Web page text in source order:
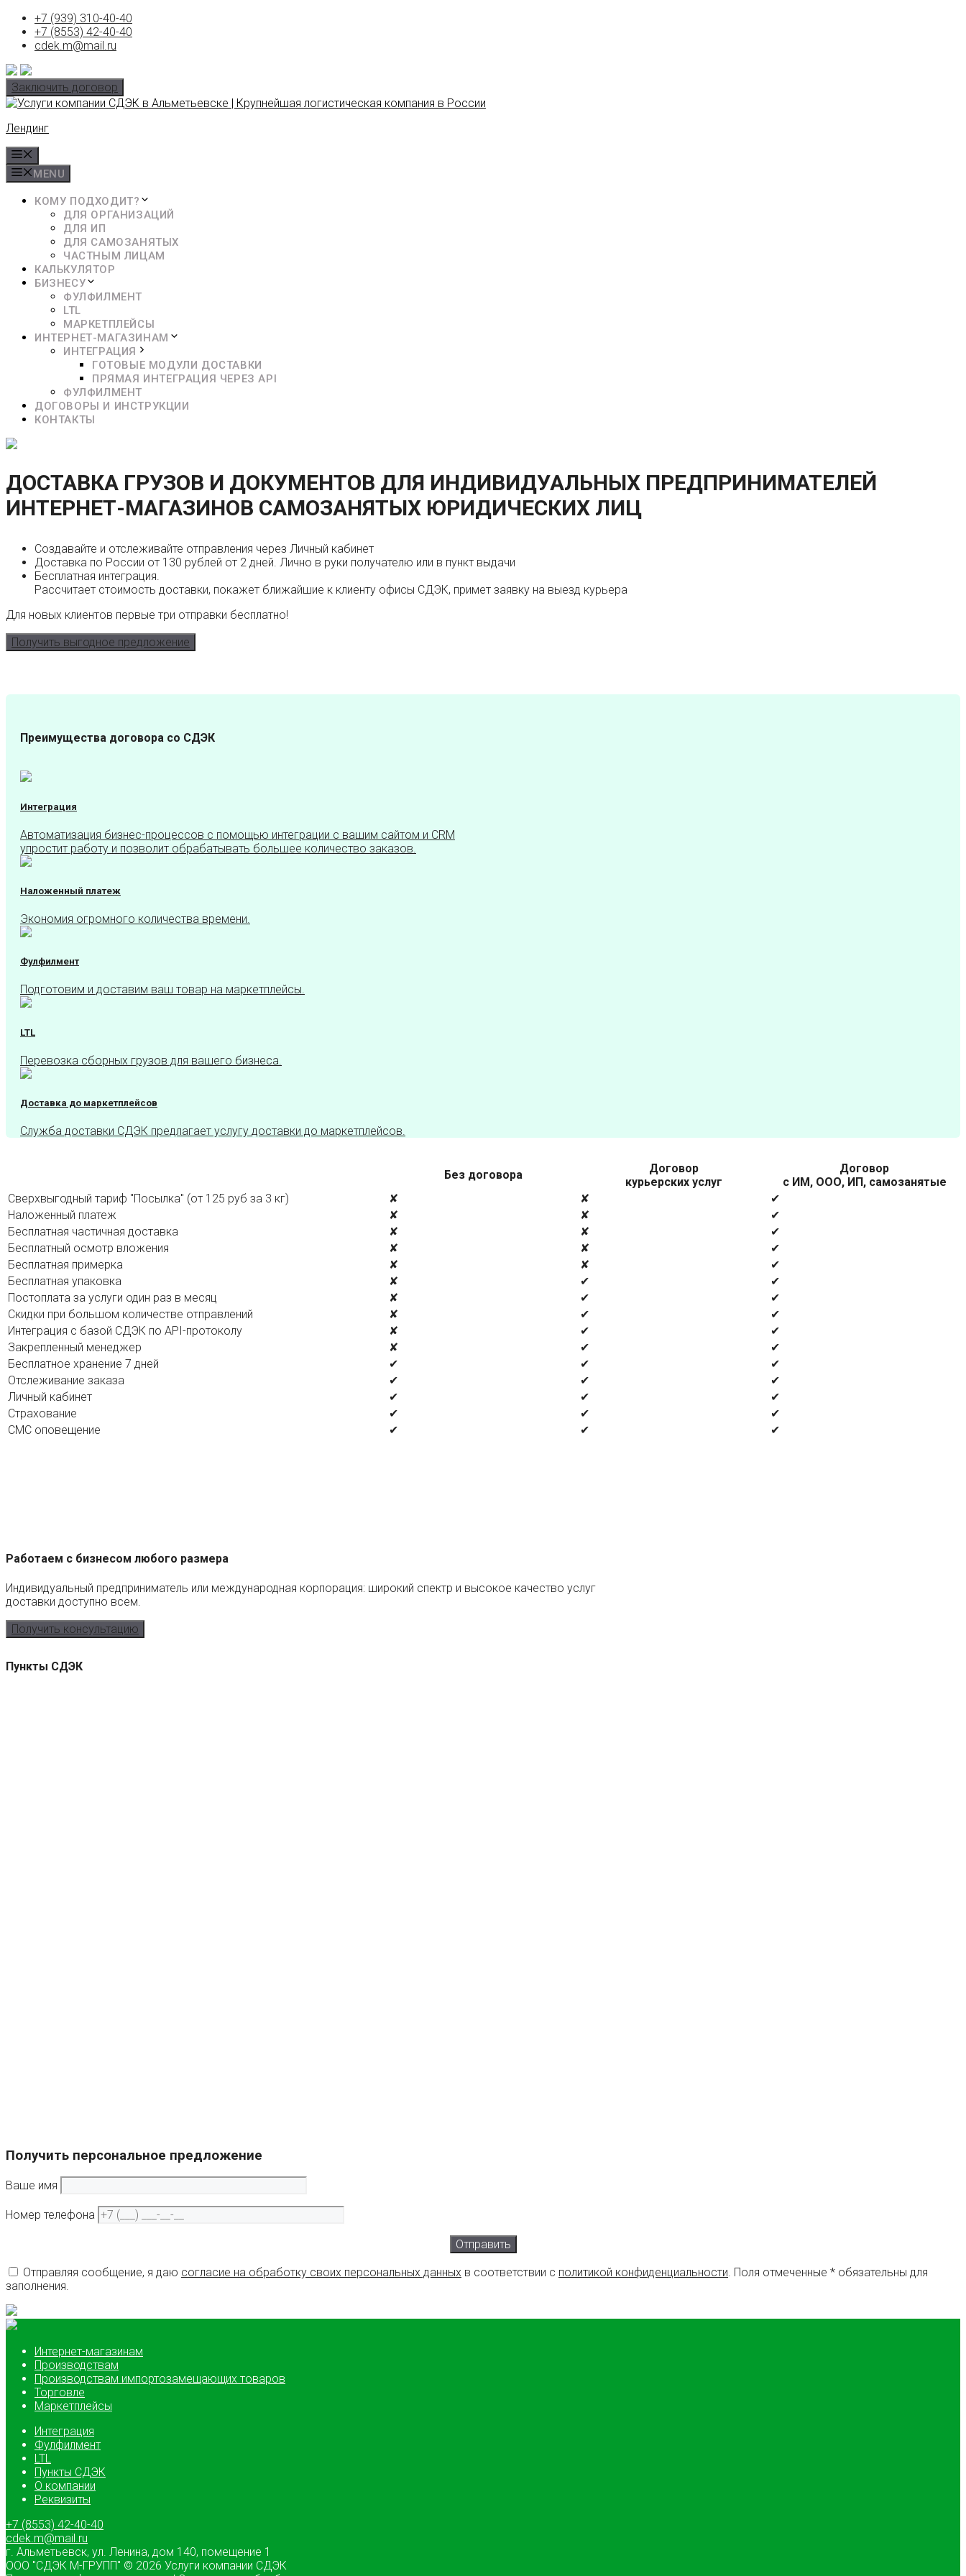
Skip
content
+7 (939) 310-40-40
+7 (8553) 42-40-40
cdek.m@mail.ru
Заключить договор
Лендинг
MENU
КОМУ ПОДХОДИТ?
ДЛЯ ОРГАНИЗАЦИЙ
ДЛЯ ИП
ДЛЯ САМОЗАНЯТЫХ
ЧАСТНЫМ ЛИЦАМ
КАЛЬКУЛЯТОР
БИЗНЕСУ
ФУЛФИЛМЕНТ
LTL
МАРКЕТПЛЕЙСЫ
ИНТЕРНЕТ-МАГАЗИНАМ
ИНТЕГРАЦИЯ
ГОТОВЫЕ МОДУЛИ ДОСТАВКИ
ПРЯМАЯ ИНТЕГРАЦИЯ ЧЕРЕЗ API
ФУЛФИЛМЕНТ
ДОГОВОРЫ И ИНСТРУКЦИИ
КОНТАКТЫ
ДОСТАВКА ГРУЗОВ И ДОКУМЕНТОВ ДЛЯ ИНДИВИДУАЛЬНЫХ ПРЕДПРИНИМАТЕЛЕЙ
ИНТЕРНЕТ-МАГАЗИНОВ САМОЗАНЯТЫХ ЮРИДИЧЕСКИХ ЛИЦ
Создавайте и отслеживайте отправления через Личный кабинет
Доставка по России от 130 рублей от 2 дней. Лично в руки получателю или в пункт выдачи
Бесплатная интеграция.
Рассчитает стоимость доставки, покажет ближайшие к клиенту офисы СДЭК, примет заявку на выезд курьера
Для новых клиентов первые три отправки бесплатно!
Получить выгодное предложение
Преимущества договора со СДЭК
Интеграция
Автоматизация бизнес-процессов с помощью интеграции с вашим сайтом и CRM
упростит работу и позволит обрабатывать большее количество заказов.
Наложенный платеж
Экономия огромного количества времени.
Фулфилмент
Подготовим и доставим ваш товар на маркетплейсы.
LTL
Перевозка сборных грузов для вашего бизнеса.
Доставка до маркетплейсов
Служба доставки СДЭК предлагает услугу доставки до маркетплейсов.
Без договора
Договор
курьерских услуг
Договор
с ИМ, ООО, ИП, самозанятые
Сверхвыгодный тариф "Посылка" (от 125 руб за 3 кг)
✘ ✘
✔
Наложенный платеж
✘ ✘
✔
Бесплатная частичная доставка
✘ ✘
✔
Бесплатный осмотр вложения
✘ ✘
✔
Бесплатная примерка
✘ ✘
✔
Бесплатная упаковка
✘ ✔
✔
Постоплата за услуги один раз в месяц
✘ ✔
✔
Скидки при большом количестве отправлений
✘ ✔
✔
Интеграция с базой СДЭК по API-протоколу
✘ ✔
✔
Закрепленный менеджер
✘ ✔
✔
Бесплатное хранение 7 дней
✔ ✔
✔
Отслеживание заказа
✔ ✔
✔
Личный кабинет
✔ ✔
✔
Страхование
✔ ✔
✔
СМС оповещение
✔ ✔ ✔
Работаем с бизнесом любого размера
Индивидуальный предприниматель или международная корпорация: широкий спектр и высокое качество услуг
доставки доступно всем.
Получить консультацию
Пункты СДЭК
Получить персональное предложение
Ваше имя
Номер телефона
Отправляя сообщение, я даю согласие на обработку своих персональных данных в соответствии с политикой конфиденциальности. Поля отмеченные * обязательны для
заполнения.
Интернет-магазинам
Производствам
Производствам импортозамещающих товаров
Торговле
Маркетплейсы
Интеграция
Фулфилмент
LTL
Пункты СДЭК
О компании
Реквизиты
+7 (8553) 42-40-40
cdek.m@mail.ru
г. Альметьевск, ул. Ленина, дом 140, помещение 1
ООО "СДЭК М-ГРУПП" © 2026 Услуги компании СДЭК